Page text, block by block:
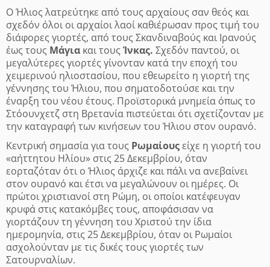
Ο Ήλιος λατρεύτηκε από τους αρχαίους σαν θεός και
σχεδόν όλοι οι αρχαίοι λαοί καθιέρωσαν προς τιμή του
διάφορες γιορτές, από τους Σκανδιναβούς και Ιρανούς
έως τους Μάγια και τους Ίνκας. Σχεδόν παντού, οι
μεγαλύτερες γιορτές γίνονταν κατά την εποχή του
χειμερινού ηλιοστασίου, που εθεωρείτο η γιορτή της
γέννησης του Ήλιου, που σηματοδοτούσε και την
έναρξη του νέου έτους. Προϊστορικά μνημεία όπως το
Στόουνχετζ στη Βρετανία πιστεύεται ότι σχετίζονταν με
την καταγραφή των κινήσεων του Ήλιου στον ουρανό.
Κεντρική σημασία για τους Ρωμαίουςείχε η γιορτή του
«αήττητου Ηλίου» στις 25 Δεκεμβρίου, όταν
εορταζόταν ότι ο Ήλιος άρχιζε και πάλι να ανεβαίνει
στον ουρανό και έτσι να μεγαλώνουν οι ημέρες. Οι
πρώτοι χριστιανοί στη Ρώμη, οι οποίοι κατέφευγαν
κρυφά στις κατακόμβες τους, αποφάσισαν να
γιορτάζουν τη γέννηση του Χριστού την ίδια
ημερομηνία, στις 25 Δεκεμβρίου, όταν οι Ρωμαίοι
ασχολούνταν με τις δικές τους γιορτές των
Σατουρναλίων.